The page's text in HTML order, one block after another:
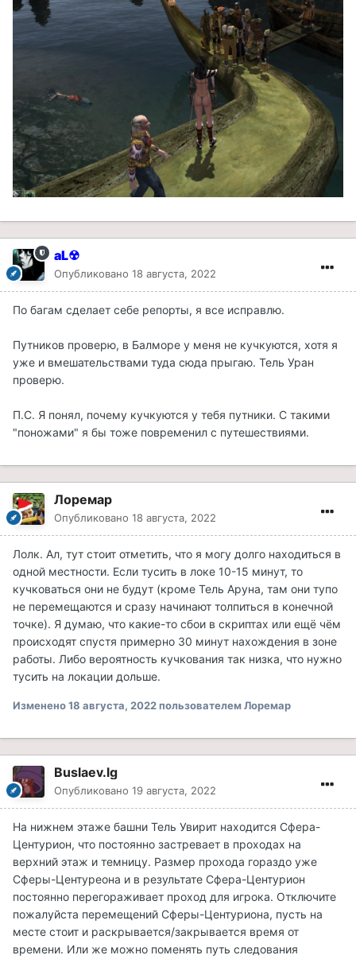
aL☢
Опубликовано 18 августа, 2022
По багам сделает себе репорты, я все исправлю.
Путников проверю, в Балморе у меня не кучкуются, хотя я
уже и вмешательствами туда сюда прыгаю. Тель Уран
проверю.
П.С. Я понял, почему кучкуются у тебя путники. С такими
"поножами" я бы тоже повременил с путешествиями.
Лоремар
Опубликовано 18 августа, 2022
Лолк. Ал, тут стоит отметить, что я могу долго находиться в
одной местности. Если тусить в локе 10-15 минут, то
кучковаться они не будут (кроме Тель Аруна, там они тупо
не перемещаются и сразу начинают толпиться в конечной
точке). Я думаю, что какие-то сбои в скриптах или ещё чём
происходят спустя примерно 30 минут нахождения в зоне
работы. Либо вероятность кучкования так низка, что нужно
тусить на локации дольше.
Изменено18 августа, 2022пользователем Лоремар
Buslaev.lg
Опубликовано 19 августа, 2022
На нижнем этаже башни Тель Увирит находится Сфера-
Центурион, что постоянно застревает в проходах на
верхний этаж и темницу. Размер прохода гораздо уже
Сферы-Центуреона и в результате Сфера-Центурион
постоянно перегораживает проход для игрока. Отключите
пожалуйста перемещений Сферы-Центуриона, пусть на
месте стоит и раскрывается/закрывается время от
времени. Или же можно поменять путь следования